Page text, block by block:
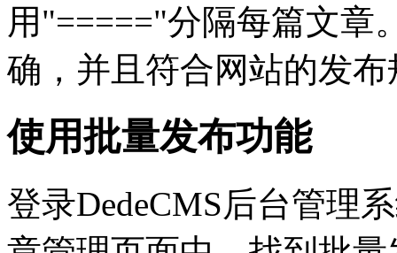
用"====="分隔每篇文章
确，并且符合网站的发布
使用批量发布功能
登录DedeCMS后台管理